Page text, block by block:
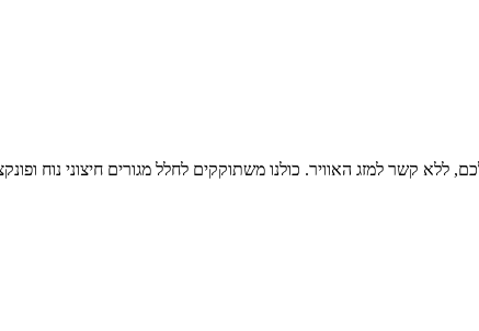
קשר למזג האוויר. כולנו משתוקקים לחלל מגורים חיצוני נוח